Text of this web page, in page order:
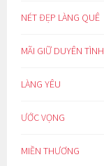
NÉT ĐẸP LÀNG QUÊ
MÃI GIỮ DUYÊN TÌNH
LÀNG YÊU
ƯỚC VỌNG
MIỀN THƯƠNG